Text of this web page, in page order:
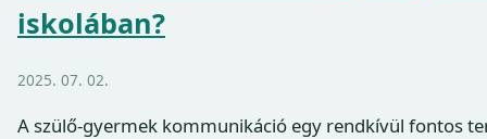
iskolában?
2025. 07. 02.
A szülő-gyermek kommunikáció egy rendkívül fontos